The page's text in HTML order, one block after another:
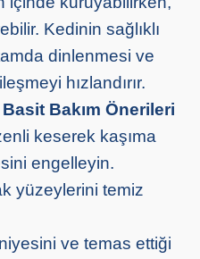
Kedinin sağlıklı
dinlenmesi ve
hızlandırır.
Bakım Önerileri
keserek kaşıma
engelleyin.
yüzeylerini temiz
ve temas ettiği